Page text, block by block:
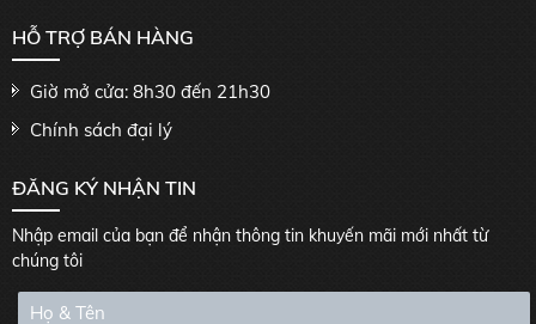
HỖ TRỢ BÁN HÀNG
Giờ mở cửa: 8h30 đến 21h30
Chính sách đại lý
ĐĂNG KÝ NHẬN TIN
Nhập email của bạn để nhận thông tin khuyến mãi mới nhất từ
chúng tôi